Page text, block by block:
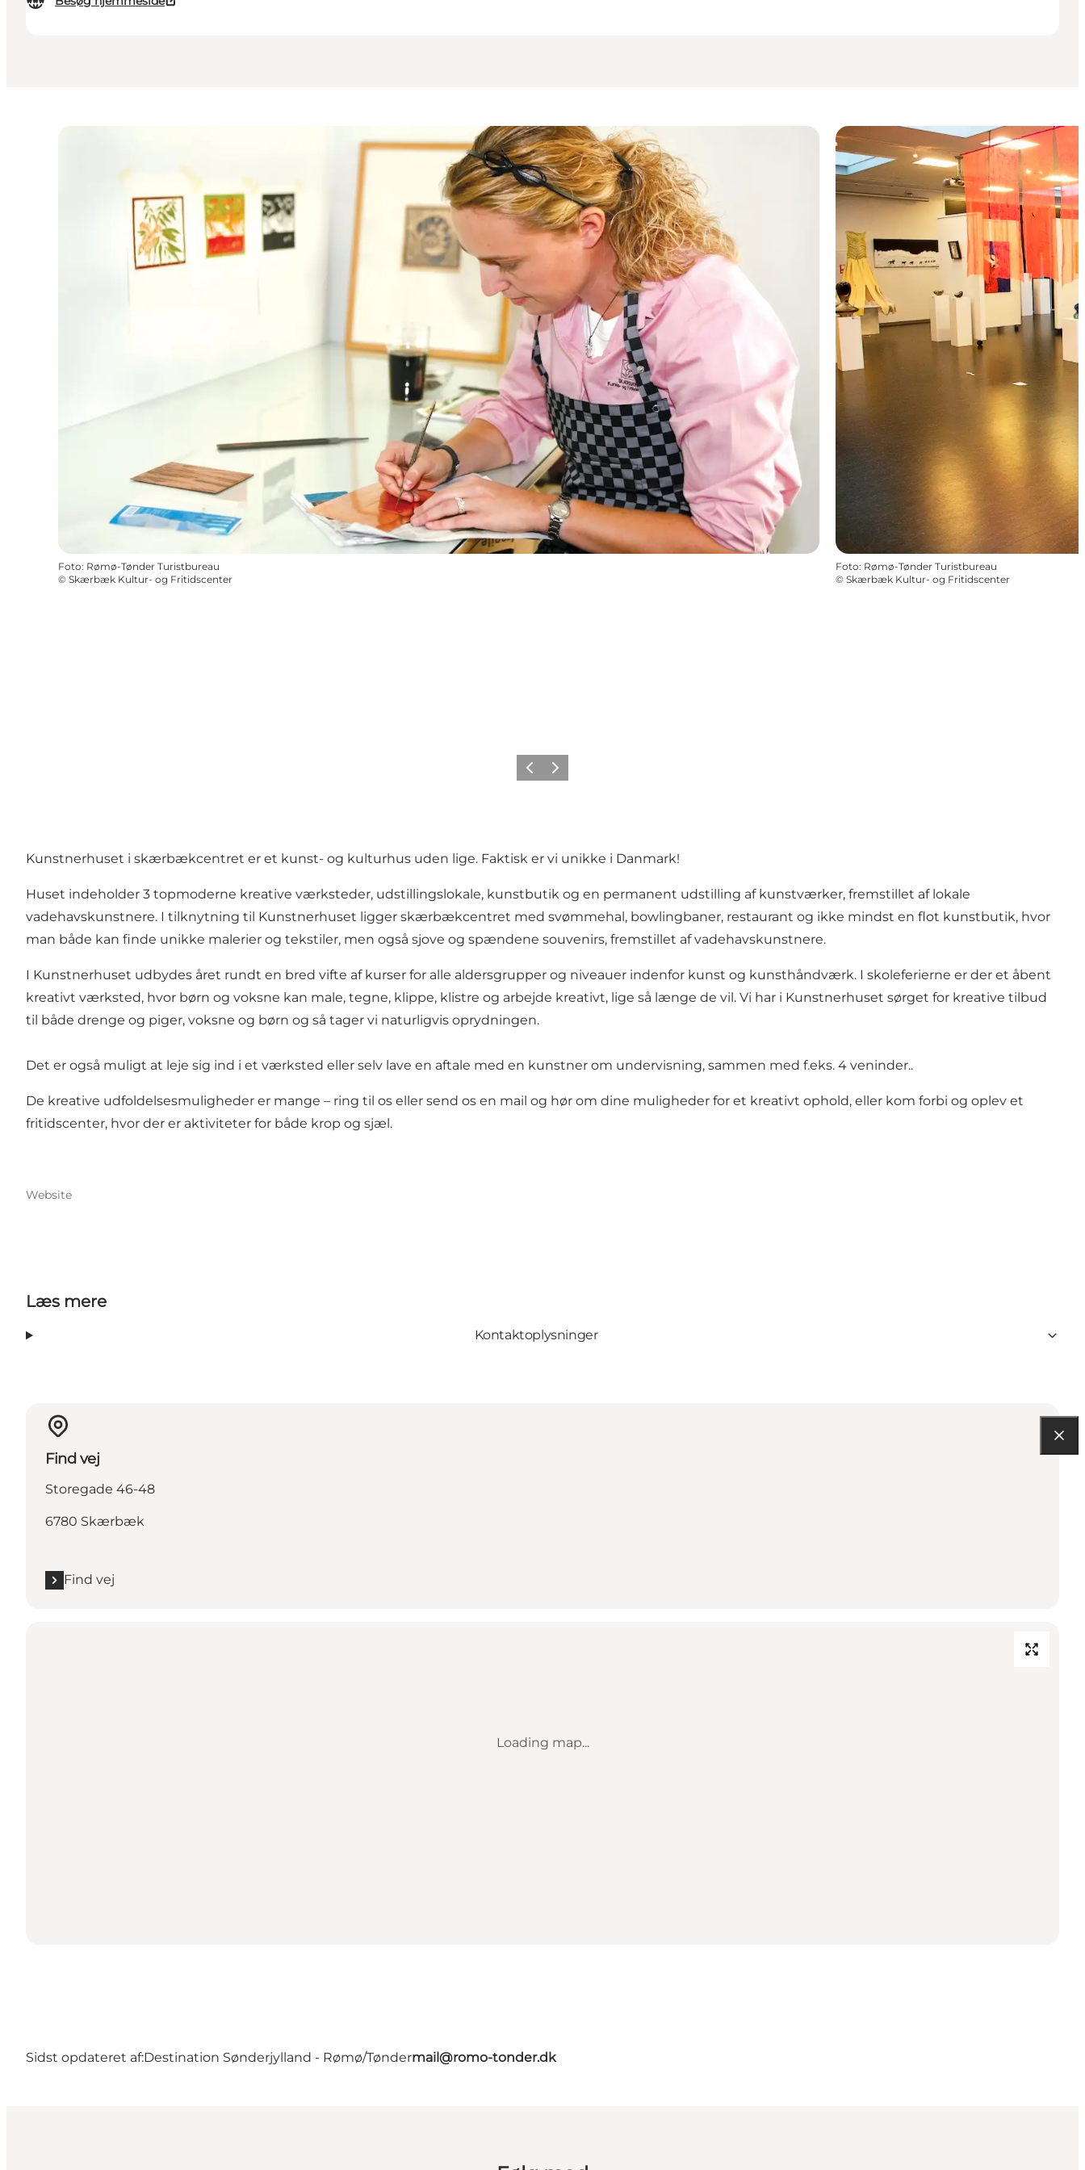
Foto: Rømø-Tønder Turistbureau
© Skærbæk Kultur- og Fritidscenter
Foto: Rømø-Tønder Turistbureau
© Skærbæk Kultur- og Fritidscenter
ForrigeNæste
Kunstnerhuset i skærbækcentret er et kunst- og kulturhus uden lige. Faktisk er vi unikke i Danmark!
Huset indeholder 3 topmoderne kreative værksteder, udstillingslokale, kunstbutik og en permanent udstilling af kunstværker, fremstillet af lokale
vadehavskunstnere. I tilknytning til Kunstnerhuset ligger skærbækcentret med svømmehal, bowlingbaner, restaurant og ikke mindst en flot kunstbutik, hvor
man både kan finde unikke malerier og tekstiler, men også sjove og spændene souvenirs, fremstillet af vadehavskunstnere.
I Kunstnerhuset udbydes året rundt en bred vifte af kurser for alle aldersgrupper og niveauer indenfor kunst og kunsthåndværk. I skoleferierne er der et åbent
kreativt værksted, hvor børn og voksne kan male, tegne, klippe, klistre og arbejde kreativt, lige så længe de vil. Vi har i Kunstnerhuset sørget for kreative tilbud
til både drenge og piger, voksne og børn og så tager vi naturligvis oprydningen.
Det er også muligt at leje sig ind i et værksted eller selv lave en aftale med en kunstner om undervisning, sammen med f.eks. 4 veninder..
De kreative udfoldelsesmuligheder er mange – ring til os eller send os en mail og hør om dine muligheder for et kreativt ophold, eller kom forbi og oplev et
fritidscenter, hvor der er aktiviteter for både krop og sjæl.
Website
Læs mere
Kontaktoplysninger
Find vej
Storegade 46-48
6780 Skærbæk
Find vej
Loading map...
Sidst opdateret af:Destination Sønderjylland - Rømø/Tøndermail@romo-tonder.dk